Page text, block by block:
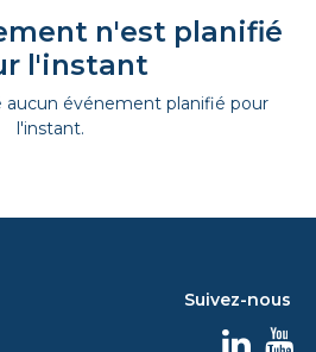
n'est planifié
l'instant
aucun événement planifié pour
l'instant.
Suivez-nous